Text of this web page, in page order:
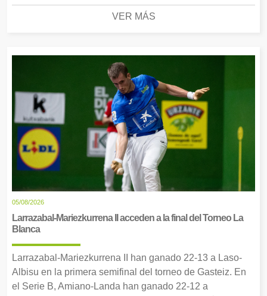
VER MÁS
05/08/2026
Larrazabal-Mariezkurrena II acceden a la final del Torneo La
Blanca
Larrazabal-Mariezkurrena II han ganado 22-13 a Laso-
Albisu en la primera semifinal del torneo de Gasteiz. En
el Serie B, Amiano-Landa han ganado 22-12 a